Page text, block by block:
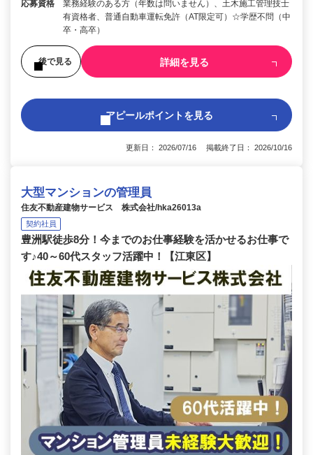
応募資格
業務経験のある方（年数は問いません）、土木施工管理技士
有資格者、普通自動車運転免許（AT限定可）☆学歴不問（中
卒・高卒）
後で見る 詳細を見る
アピールポイントを見る
更新日： 2026/07/16 掲載終了日： 2026/10/16
大型マンションの管理員
住友不動産建物サービス 株式会社/hka26013a
契約社員
豊洲駅徒歩8分！今までのお仕事経験を活かせるお仕事で
す♪40～60代スタッフ活躍中！【江東区】